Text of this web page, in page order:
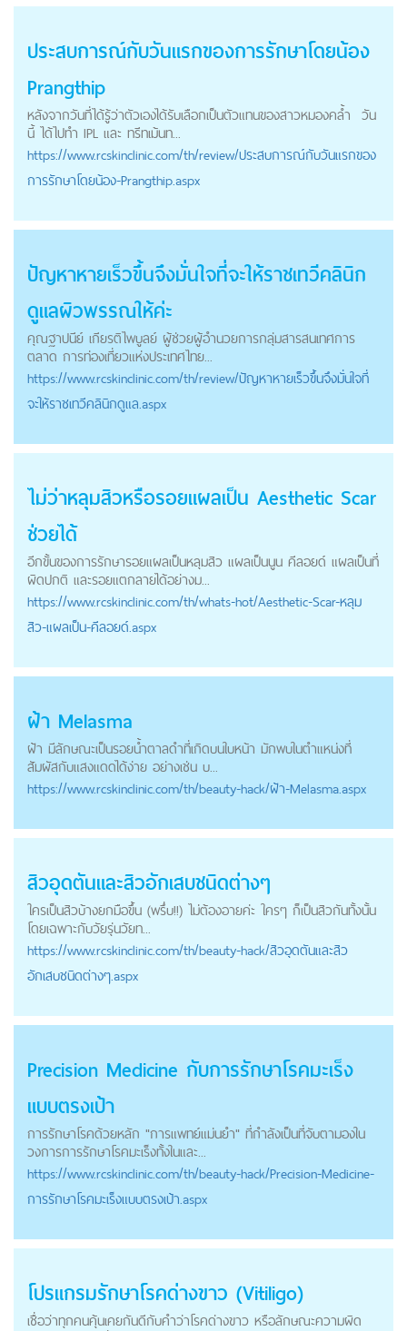
ประสบการณ์กับวันแรกของการรักษาโดยน้อง
Prangthip
หลังจากวันที่ได้รู้ว่าตัวเองได้รับเลือกเป็นตัวแทนของสาวหมองคล้ำ วัน
นี้ ได้ไปทำ IPL และ ทรีทเม้นท...
https://www.rcskinclinic.com/th/review/ประสบการณ์กับวันแรกของ
การรักษาโดยน้อง-Prangthip.aspx
ปัญหาหายเร็วขึ้นจึงมั่นใจที่จะให้ราชเทวีคลินิก
ดูแลผิวพรรณให้ค่ะ
คุณฐาปนีย์ เกียรติไพบูลย์ ผู้ช่วยผู้อำนวยการกลุ่มสารสนเทศการ
ตลาด การท่องเที่ยวแห่งประเทศไทย...
https://www.rcskinclinic.com/th/review/ปัญหาหายเร็วขึ้นจึงมั่นใจที่
จะให้ราชเทวีคลินิกดูแล.aspx
ไม่ว่าหลุมสิวหรือรอยแผลเป็น Aesthetic Scar
ช่วยได้
อีกขั้นของการรักษารอยแผลเป็นหลุมสิว แผลเป็นนูน คีลอยด์ แผลเป็นที่
ผิดปกติ และรอยแตกลายได้อย่างม...
https://www.rcskinclinic.com/th/whats-hot/Aesthetic-Scar-หลุม
สิว-แผลเป็น-คีลอยด์.aspx
ฝ้า Melasma
ฝ้า มีลักษณะเป็นรอยน้ำตาลดำที่เกิดบนใบหน้า มักพบในตำแหน่งที่
สัมผัสกับแสงแดดได้ง่าย อย่างเช่น บ...
https://www.rcskinclinic.com/th/beauty-hack/ฝ้า-Melasma.aspx
สิวอุดตันและสิวอักเสบชนิดต่างๆ
ใครเป็นสิวบ้างยกมือขึ้น (พรึ่บ!!) ไม่ต้องอายค่ะ ใครๆ ก็เป็นสิวกันทั้งนั้น
โดยเฉพาะกับวัยรุ่นวัยท...
https://www.rcskinclinic.com/th/beauty-hack/สิวอุดตันและสิว
อักเสบชนิดต่างๆ.aspx
Precision Medicine กับการรักษาโรคมะเร็ง
แบบตรงเป้า
การรักษาโรคด้วยหลัก "การแพทย์แม่นยำ" ที่กำลังเป็นที่จับตามองใน
วงการการรักษาโรคมะเร็งทั้งในและ...
https://www.rcskinclinic.com/th/beauty-hack/Precision-Medicine-
การรักษาโรคมะเร็งแบบตรงเป้า.aspx
โปรแกรมรักษาโรคด่างขาว (Vitiligo)
เชื่อว่าทุกคนคุ้นเคยกันดีกับคำว่าโรคด่างขาว หรือลักษณะความผิด